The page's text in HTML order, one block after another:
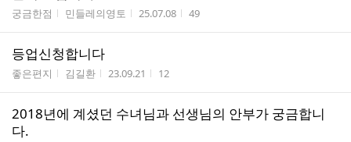
뉴게시판명
궁금한점 작성자
민들레의영토 작성시간
25.07.08 조회수
49
등업신청합니다
게시판명
좋은편지 작성자
김길환 작성시간
23.09.21 조회수
12
2018년에 계셨던 수녀님과 선생님의 안부가 궁금합니
다.